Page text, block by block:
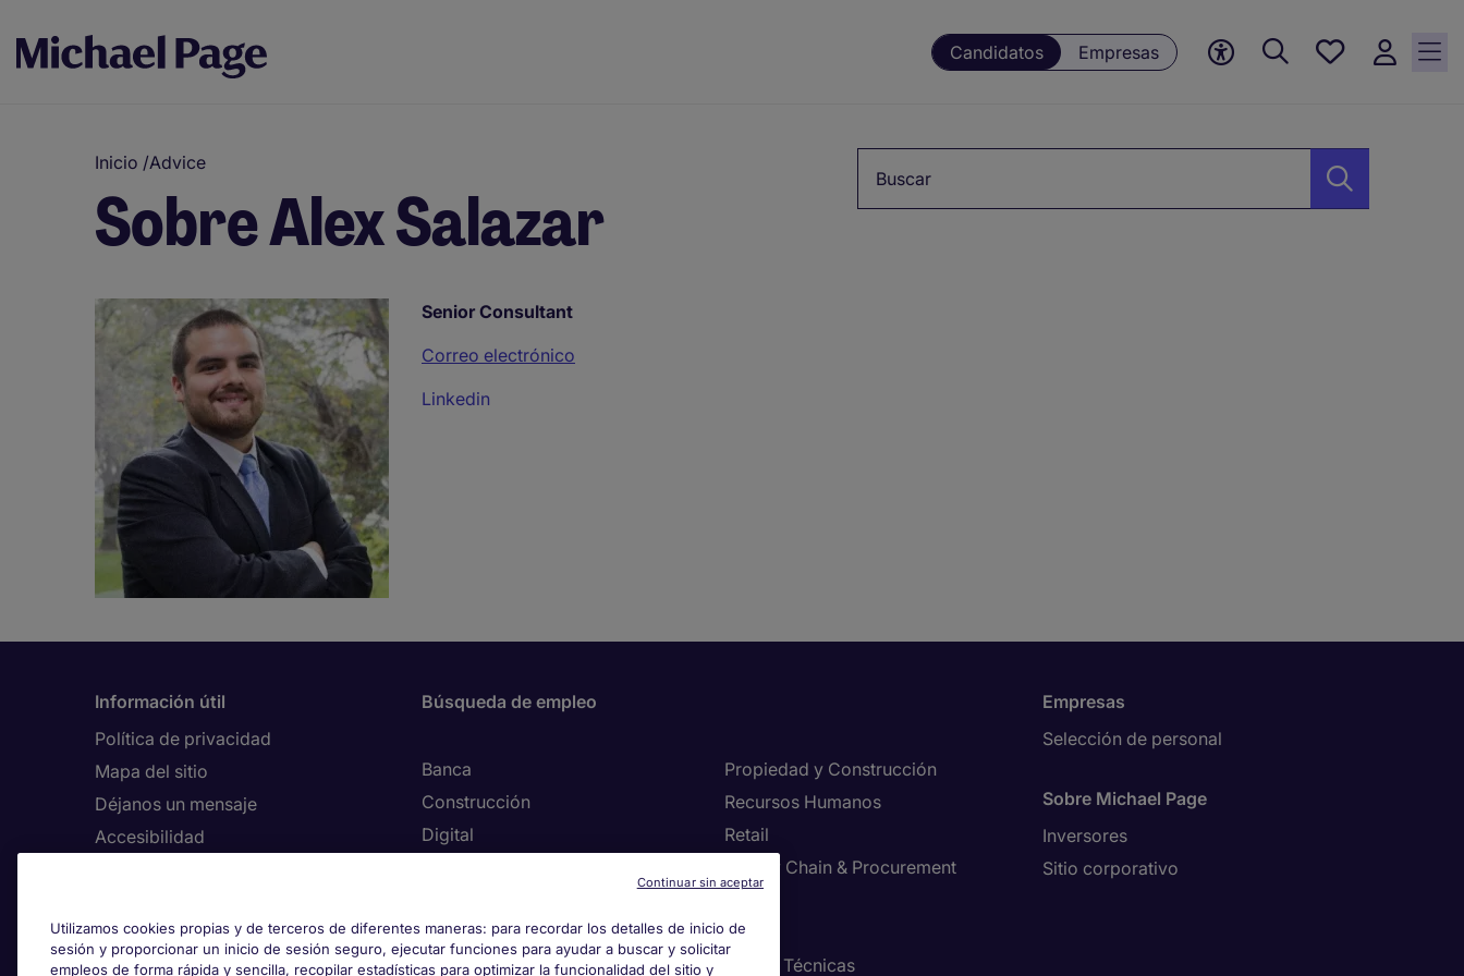
Candidatos Empresas
Empleos
actualmente
Inicio /Advice
Sobre Alex Salazar
Senior Consultant
Correo electrónico
Linkedin
Información útil
Política de privacidad
Mapa del sitio
Déjanos un mensaje
Accesibilidad
Mantenerte seguro en internet
Búsqueda de empleo
Banca
Construcción
Digital
Ingeniería y Manufactura
Marketing
Propiedad y Construcción
Recursos Humanos
Retail
Supply Chain & Procurement
Ventas
Ventas Técnicas
Empresas
Selección de personal
Sobre Michael Page
Inversores
Sitio corporativo
Utilizamos cookies propias y de terceros de diferentes maneras: para recordar los detalles de inicio de
sesión y proporcionar un inicio de sesión seguro, ejecutar funciones para ayudar a buscar y solicitar
empleos de forma rápida y sencilla, recopilar estadísticas para optimizar la funcionalidad del sitio y
Continuar sin aceptar